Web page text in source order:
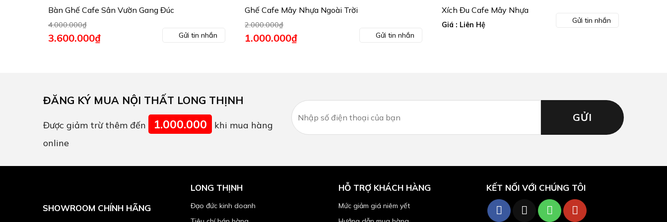
Bàn Ghế Cafe Sân Vườn Gang Đúc
4.000.000₫
Giá
gốc
3.600.000₫Giá
hiện
Gửi tin nhắn
Ghế Cafe Mây Nhựa Ngoài Trời
2.000.000₫
Giá
gốc
1.000.000₫Giá Gửi tin nhắn
Xích Đu Cafe Mây Nhựa
Giá : Liên Hệ
Gửi tin nhắn
ĐĂNG KÝ MUA NỘI THẤT LONG THỊNH
Được giảm trừ thêm đến 1.000.000
khi mua hàng
online
SHOWROOM CHÍNH HÃNG
LONG THỊNH
Đạo đức kinh doanh
HỖ TRỢ KHÁCH HÀNG
Mức giảm giá niêm yết
KẾT NỐI VỚI CHÚNG TÔI